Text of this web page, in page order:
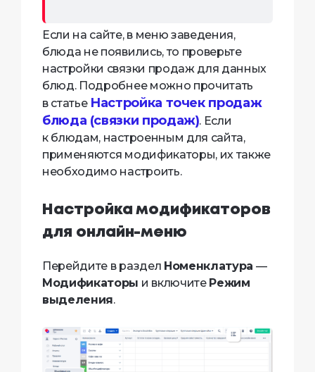
Если на сайте, в меню заведения,
блюда не появились, то проверьте
настройки связки продаж для данных
блюд. Подробнее можно прочитать
в статье Настройка точек продаж
блюда (связки продаж). Если
к блюдам, настроенным для сайта,
применяются модификаторы, их также
необходимо настроить.
Настройка модификаторов
для онлайн-меню
Перейдите в раздел Номенклатура —
Модификаторы и включите Режим
выделения.